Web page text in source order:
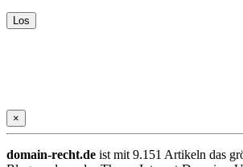
×
domain-recht.de ist mit 9.151 Artikeln das